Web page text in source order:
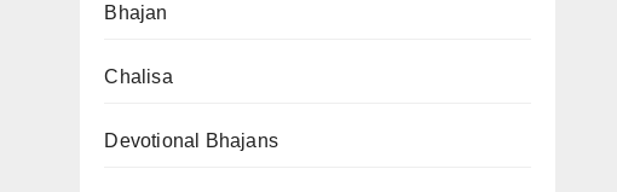
Bhajan
Chalisa
Devotional Bhajans